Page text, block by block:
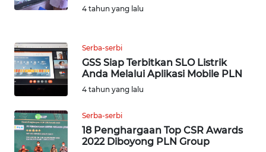
4 tahun yang lalu
Serba-serbi
GSS Siap Terbitkan SLO Listrik
Anda Melalui Aplikasi Mobile PLN
4 tahun yang lalu
Serba-serbi
18 Penghargaan Top CSR Awards
2022 Diboyong PLN Group
KARAWANG
BEKASI
WN
BOGOR
WN
DEPOK